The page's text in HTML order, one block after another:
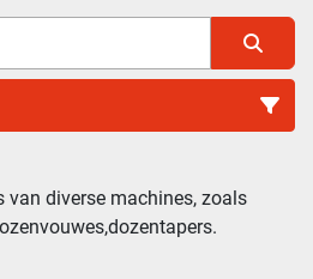
op
van diverse machines, zoals